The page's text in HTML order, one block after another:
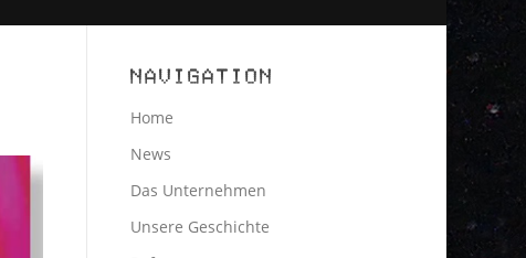
NAVIGATION
Home
News
Das Unternehmen
Unsere Geschichte